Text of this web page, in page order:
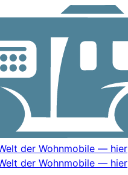
der Wohnmobile — hier
der Wohnmobile — hier